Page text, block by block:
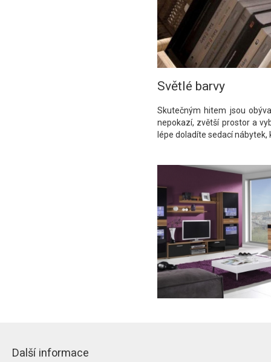
Světlé barvy
Skutečným hitem jsou
nepokazí, zvětší prostor a
lépe doladíte sedací
Další informace